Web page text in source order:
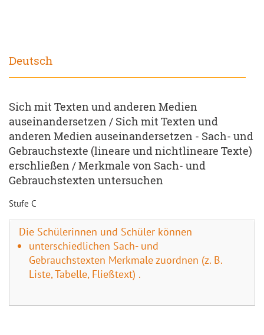
Deutsch
Sich mit Texten und anderen Medien
auseinandersetzen / Sich mit Texten und
anderen Medien auseinandersetzen - Sach- und
Gebrauchstexte (lineare und nichtlineare Texte)
erschließen / Merkmale von Sach- und
Gebrauchstexten untersuchen
Stufe C
Die Schülerinnen und Schüler können
unterschiedlichen Sach- und
Gebrauchstexten Merkmale zuordnen (z. B.
Liste, Tabelle, Fließtext) .